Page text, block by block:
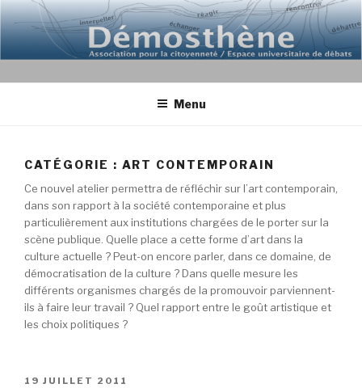
Aller
au
Menu
CATÉGORIE : ART CONTEMPORAIN
Ce nouvel atelier permettra de réfléchir sur l’art contemporain,
dans son rapport à la société contemporaine et plus
particulièrement aux institutions chargées de le porter sur la
scène publique. Quelle place a cette forme d’art dans la
culture actuelle ? Peut-on encore parler, dans ce domaine, de
démocratisation de la culture ? Dans quelle mesure les
différents organismes chargés de la promouvoir parviennent-
ils à faire leur travail ? Quel rapport entre le goût artistique et
les choix politiques ?
PUBLIÉ
19 JUILLET 2011